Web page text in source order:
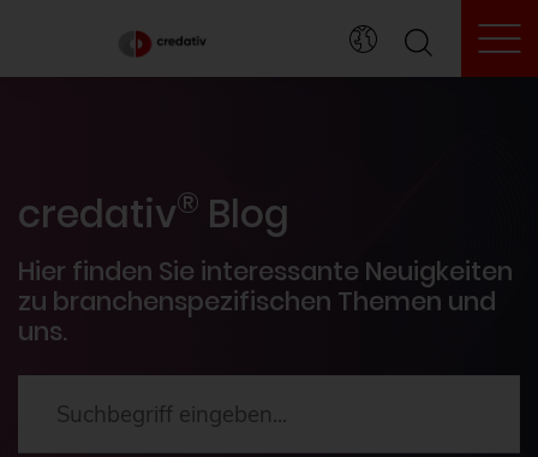
credativ® Blog
Hier finden Sie interessante Neuigkeiten
zu branchenspezifischen Themen und
uns.
Veranstaltungen
PostgreSQL®